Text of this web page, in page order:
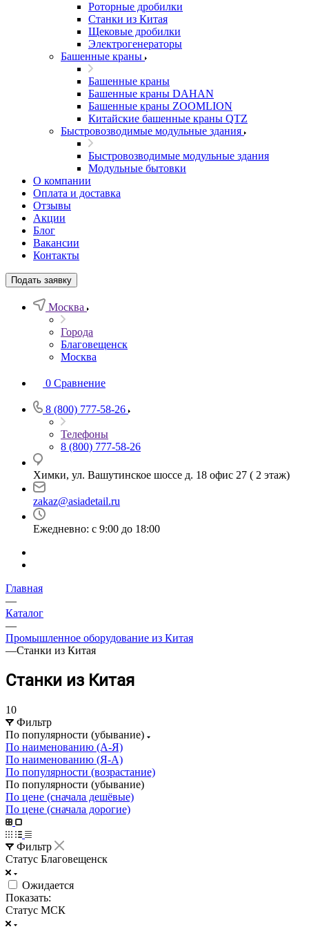
Роторные дробилки
Станки из Китая
Щековые дробилки
Электрогенераторы
Башенные краны
Башенные краны
Башенные краны DAHAN
Башенные краны ZOOMLION
Китайские башенные краны QTZ
Быстровозводимые модульные здания
Быстровозводимые модульные здания
Модульные бытовки
О компании
Оплата и доставка
Отзывы
Акции
Блог
Вакансии
Контакты
Подать заявку
Москва
Города
Благовещенск
Москва
0 Сравнение
8 (800) 777-58-26
Телефоны
8 (800) 777-58-26
Химки, ул. Вашутинское шоссе д. 18 офис 27 ( 2 этаж)
zakaz@asiadetail.ru
Ежедневно: с 9:00 до 18:00
Главная
—
Каталог
—
Промышленное оборудование из Китая
—Станки из Китая
Станки из Китая
10
Фильтр
По популярности (убывание)
По наименованию (А-Я)
По наименованию (Я-А)
По популярности (возрастание)
По популярности (убывание)
По цене (сначала дешёвые)
По цене (сначала дорогие)
Фильтр
Статус Благовещенск
Ожидается
Показать:
Статус МСК